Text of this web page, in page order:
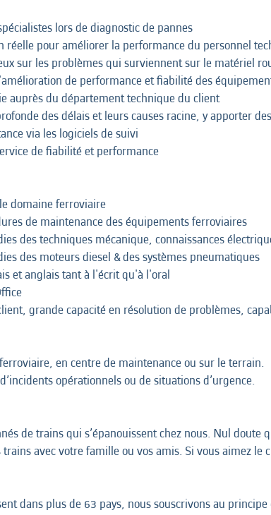
lors de diagnostic de pannes
réelle pour améliorer la performance du personnel
sur les problèmes qui surviennent sur le matériel
de performance et fiabilité des
auprès du département technique du client
des délais et leurs causes racine, y apporter
via les logiciels de suivi
de fiabilité et performance
domaine ferroviaire
de maintenance des équipements ferroviaires
des techniques mécanique, connaissances
des moteurs diesel & des systèmes pneumatiques
et anglais tant à l'écrit qu'à l'oral
grande capacité en résolution de problèmes,
en centre de maintenance ou sur le terrain.
opérationnels ou de situations d’urgence.
de trains qui s’épanouissent chez nous. Nul
avec votre famille ou vos amis. Si vous aimez le
dans plus de 63 pays, nous souscrivons au